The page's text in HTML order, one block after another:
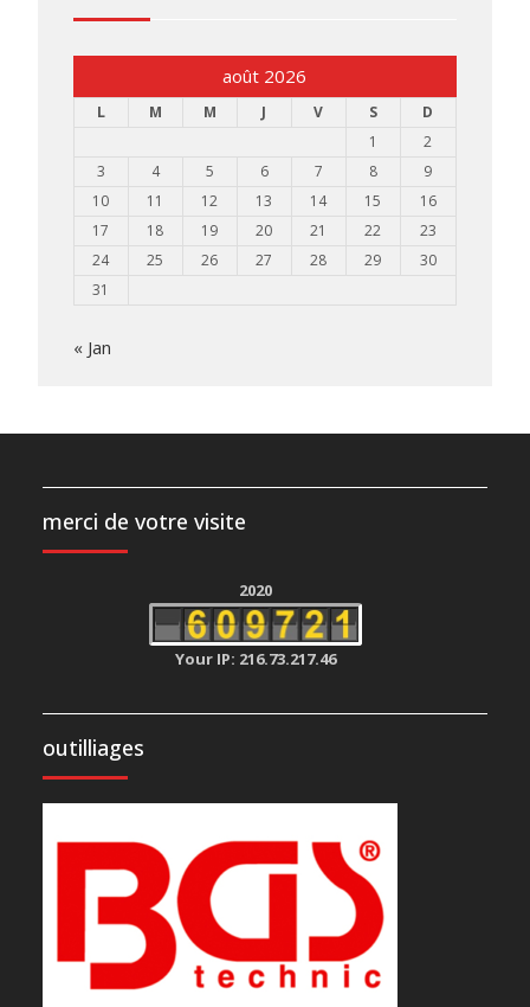
août 2026
L M M J V S
D
1
2
3
4 5 6 7 8
9
10
11 12 13 14 15
16
17
18 19 20 21 22
23
24
25 26 27 28 29
30
31
« Jan
merci de votre visite
2020
Your IP: 216.73.217.46
outilliages